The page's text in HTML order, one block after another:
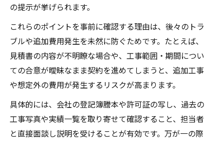
の提示が挙げられます。
これらのポイントを事前に確認する理由は、後々のトラ
ブルや追加費用発生を未然に防ぐためです。たとえば、
見積書の内容が不明瞭な場合や、工事範囲・期間につい
ての合意が曖昧なまま契約を進めてしまうと、追加工事
や想定外の費用が発生するリスクが高まります。
具体的には、会社の登記簿謄本や許可証の写し、過去の
工事写真や実績一覧を取り寄せて確認すること、担当者
と直接面談し説明を受けることが有効です。万が一の際